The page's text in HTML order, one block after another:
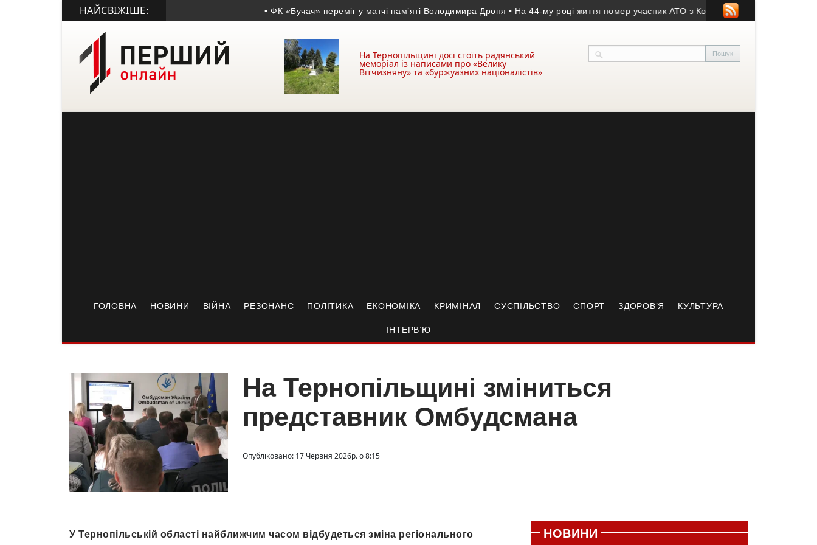
НАЙСВІЖІШЕ: • ФК «Бучач» переміг у матчі пам’яті Володимира Дроня • На 44-му році життя помер учасник АТО з Козівщини • На Зборівщині
На Тернопільщині досі стоїть радянський
меморіал із написами про «Велику
Вітчизняну» та «буржуазних націоналістів»
ГОЛОВНА НОВИНИ ВІЙНА РЕЗОНАНС ПОЛІТИКА ЕКОНОМІКА КРИМІНАЛ СУСПІЛЬСТВО СПОРТ ЗДОРОВ’Я КУЛЬТУРА
ІНТЕРВ’Ю
На Тернопільщині зміниться
представник Омбудсмана
Опубліковано: 17 Червня 2026р. о 8:15
У Тернопільській області найближчим часом відбудеться зміна регіонального НОВИНИ